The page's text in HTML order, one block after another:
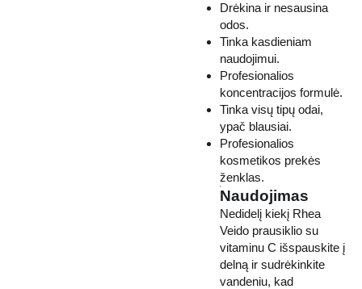
Drėkina ir nesausina
odos.
Tinka kasdieniam
naudojimui.
Profesionalios
koncentracijos formulė.
Tinka visų tipų odai,
ypač blausiai.
Profesionalios
kosmetikos prekės
ženklas.
Naudojimas
Nedidelį kiekį Rhea
Veido prausiklio su
vitaminu C išspauskite į
delną ir sudrėkinkite
vandeniu, kad